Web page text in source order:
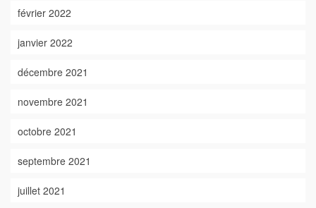
février 2022
janvier 2022
décembre 2021
novembre 2021
octobre 2021
septembre 2021
juillet 2021